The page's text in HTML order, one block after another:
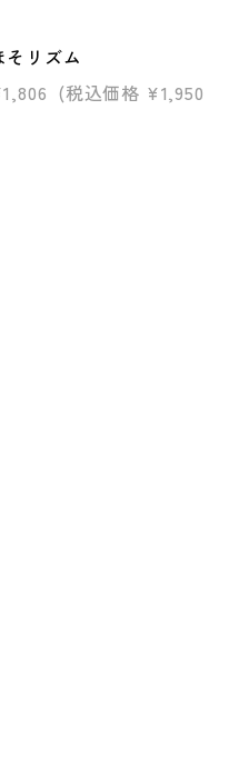
そリズム
(税込価格 ¥1,950